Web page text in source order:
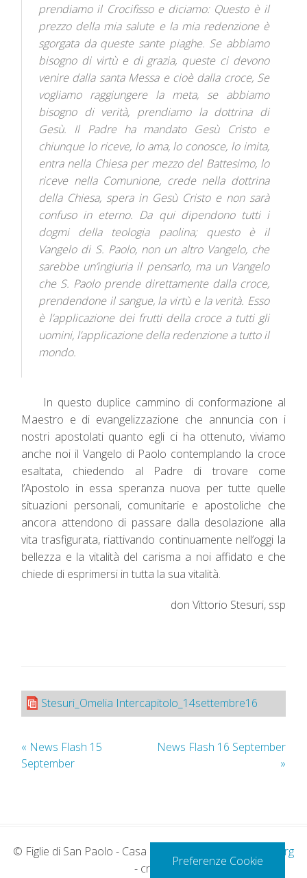
prendiamo il Crocifisso e diciamo: Questo è il
prezzo della mia salute e la mia redenzione è
sgorgata da queste sante piaghe. Se abbiamo
bisogno di virtù e di grazia, queste ci devono
venire dalla santa Messa e cioè dalla croce, Se
vogliamo raggiungere la meta, se abbiamo
bisogno di verità, prendiamo la dottrina di
Gesù. Il Padre ha mandato Gesù Cristo e
chiunque lo riceve, lo ama, lo conosce, lo imita,
entra nella Chiesa per mezzo del Battesimo, lo
riceve nella Comunione, crede nella dottrina
della Chiesa, spera in Gesù Cristo e non sarà
confuso in eterno. Da qui dipendono tutti i
dogmi della teologia paolina; questo è il
Vangelo di S. Paolo, non un altro Vangelo, che
sarebbe un’ingiuria il pensarlo, ma un Vangelo
che S. Paolo prende direttamente dalla croce,
prendendone il sangue, la virtù e la verità. Esso
è l’applicazione dei frutti della croce a tutti gli
uomini, l’applicazione della redenzione a tutto il
mondo.
In questo duplice cammino di conformazione al
Maestro e di evangelizzazione che annuncia con i
nostri apostolati quanto egli ci ha ottenuto, viviamo
anche noi il Vangelo di Paolo contemplando la croce
esaltata, chiedendo al Padre di trovare come
l’Apostolo in essa speranza nuova per tutte quelle
situazioni personali, comunitarie e apostoliche che
ancora attendono di passare dalla desolazione alla
vita trasfigurata, riattivando continuamente nell’oggi la
bellezza e la vitalità del carisma a noi affidato e che
chiede di esprimersi in tutta la sua vitalità.
don Vittorio Stesuri, ssp
Stesuri_Omelia Intercapitolo_14settembre16
« News Flash 15
September
News Flash 16 September
»
© Figlie di San Paolo - Casa Generalizia -
www.paoline.org
- credits Preferenze Cookie